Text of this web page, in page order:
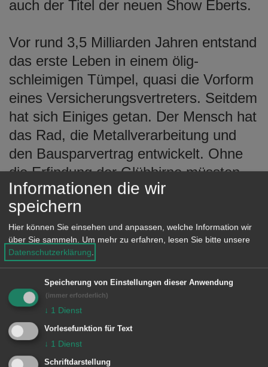
auch der Titel der neuen Show Eberts.
Vor rund 3,5 Milliarden Jahren entstand
das erste Leben in einem ölig-
schleimigen Tümpel, quasi die Vorform
eines Versicherungsvertreters. Seitdem
hat sich Einiges getan. Der Mensch hat
das Rad, die Metallverarbeitung und
den Bausparvertrag entwickelt. Ohne
die Erfindung der Glühbirne müssten
wir heute noch bei Kerzenlicht
fernsehen. Und dennoch sind wir alles
andere als die Krone der Schöpfung.
Kiefernhäher können sich bis zu 10.000
Verstecke merken. Viele Männer noch
nicht mal ihren eigenen Hochzeitstag.
Warum rennen wir in Designerläden
und kaufen kleine Aludöschen mit
Kaffeepulver für 3,50 Euro? Oder
heiraten? Denn schließlich scheitern
Informationen die wir
speichern
Hier können Sie einsehen und anpassen, welche Information wir
über Sie sammeln. Um mehr zu erfahren, lesen Sie bitte unsere
Datenschutzerklärung.
Speicherung von Einstellungen dieser Anwendung
(immer erforderlich)
↓ 1 Dienst
Vorlesefunktion für Text
↓ 1 Dienst
Schriftdarstellung